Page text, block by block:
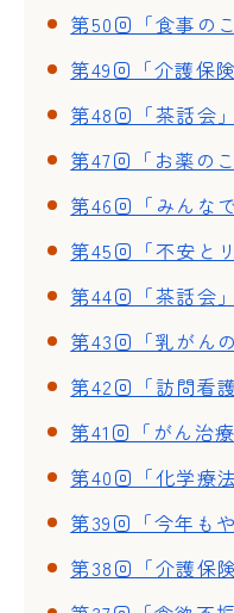
第50回「食事の
第49回「介護保
第48回「茶話会」
第47回「お薬の
第45回「不安と
第44回「茶話会」
第43回「乳がん
第42回「訪問看
第38回「介護保